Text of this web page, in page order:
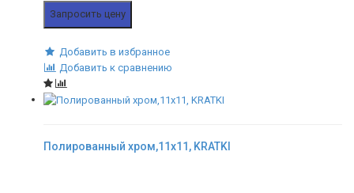
Запросить цену
Добавить в избранное
Добавить к сравнению
Полированный хром,11x11, KRATKI